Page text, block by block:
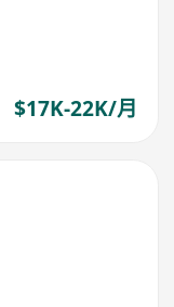
$17K-22K/月